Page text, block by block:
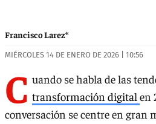
Francisco Larez*
MIÉRCOLES 14 DE ENERO DE 2026 | 10:56
C uando se habla de las
transformación digital en
conversación se centre en gran